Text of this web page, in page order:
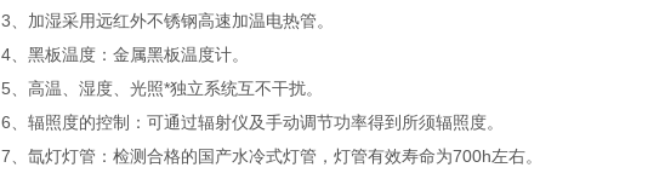
3、加湿采用远红外不锈钢高速加温电热管。
4、黑板温度：金属黑板温度计。
5、高温、湿度、光照*独立系统互不干扰。
6、辐照度的控制：可通过辐射仪及手动调节功率得到所须辐照度。
7、氙灯灯管：检测合格的国产水冷式灯管，灯管有效寿命为700h左右。